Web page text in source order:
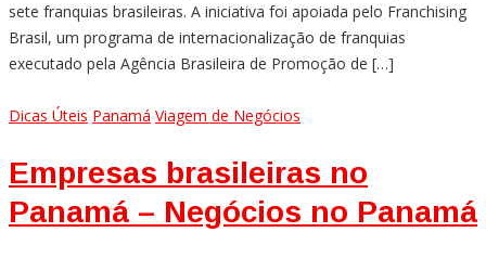
sete franquias brasileiras. A iniciativa foi apoiada pelo Franchising
Brasil, um programa de internacionalização de franquias
executado pela Agência Brasileira de Promoção de […]
Dicas Úteis Panamá Viagem de Negócios
Empresas brasileiras no
Panamá – Negócios no Panamá